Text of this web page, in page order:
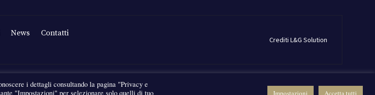
News
Contatti
Crediti L&G Solution
i dettagli consultando la pagina "Privacy e
"Impostazioni" per selezionare solo quelli di tuo
Impostazioni Accetta tutti